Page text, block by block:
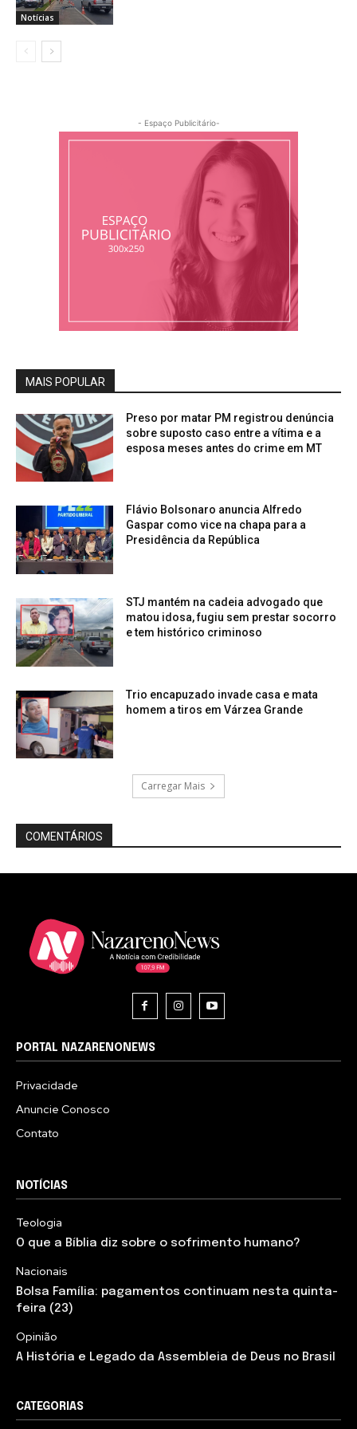
Notícias
- Espaço Publicitário-
MAIS POPULAR
Preso por matar PM registrou denúncia
sobre suposto caso entre a vítima e a
esposa meses antes do crime em MT
Flávio Bolsonaro anuncia Alfredo
Gaspar como vice na chapa para a
Presidência da República
STJ mantém na cadeia advogado que
matou idosa, fugiu sem prestar socorro
e tem histórico criminoso
Trio encapuzado invade casa e mata
homem a tiros em Várzea Grande
Carregar Mais
COMENTÁRIOS
PORTAL NAZARENONEWS
Privacidade
Anuncie Conosco
Contato
NOTÍCIAS
Teologia
O que a Bíblia diz sobre o sofrimento humano?
Nacionais
Bolsa Família: pagamentos continuam nesta quinta-
feira (23)
Opinião
A História e Legado da Assembleia de Deus no Brasil
CATEGORIAS